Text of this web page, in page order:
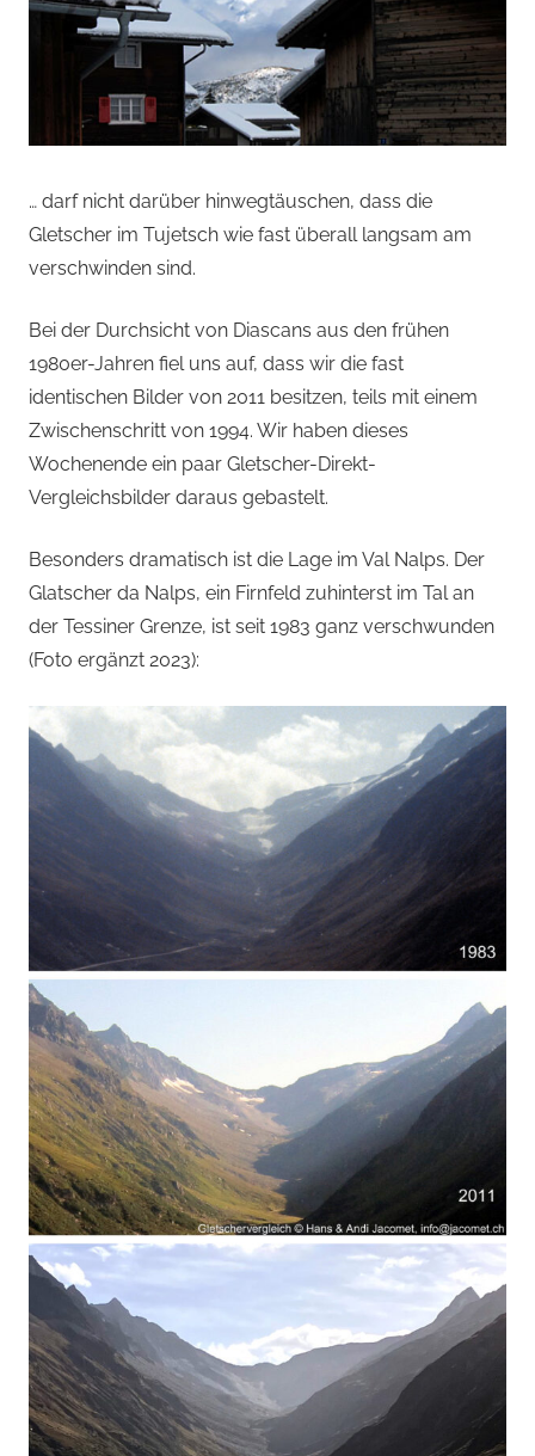
… darf nicht darüber hinwegtäuschen, dass die
Gletscher im Tujetsch wie fast überall langsam am
verschwinden sind.
Bei der Durchsicht von Diascans aus den frühen
1980er-Jahren fiel uns auf, dass wir die fast
identischen Bilder von 2011 besitzen, teils mit einem
Zwischenschritt von 1994. Wir haben dieses
Wochenende ein paar Gletscher-Direkt-
Vergleichsbilder daraus gebastelt.
Besonders dramatisch ist die Lage im Val Nalps. Der
Glatscher da Nalps, ein Firnfeld zuhinterst im Tal an
der Tessiner Grenze, ist seit 1983 ganz verschwunden
(Foto ergänzt 2023):